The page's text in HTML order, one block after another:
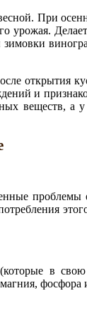
При
открытия
и
веществ, а
в свою
фосфора